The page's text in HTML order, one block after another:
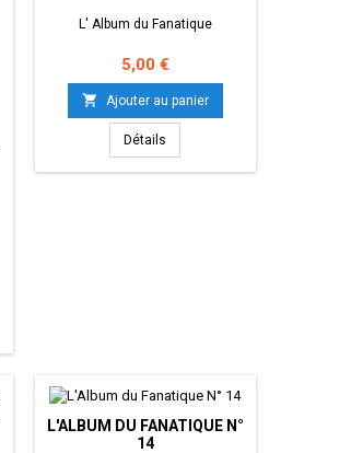
L' Album du Fanatique
Prix
5,00 €
 Ajouter au panier
Détails
L'ALBUM DU FANATIQUE N°
14